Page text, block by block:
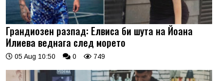
Грандиозен разпад: Елвиса би шута на Йоана
Илиева веднага след морето
05 Aug 10:50 0 749